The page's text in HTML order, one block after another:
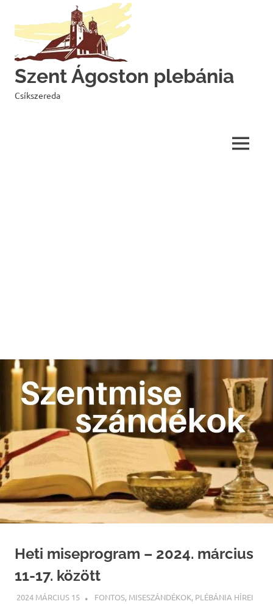
content
Szent Ágoston plebánia
Csíkszereda
MENU
Heti miseprogram – 2024. március
11-17. között
2024 MÁRCIUS 15 ILLYÉS GELLÉRT
FONTOS, MISESZÁNDÉKOK, PLÉBÁNIA HÍREI